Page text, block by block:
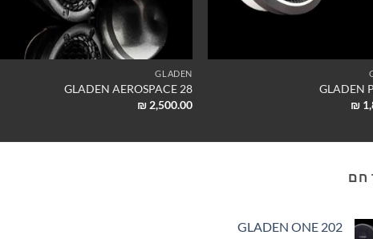
GLADEN
₪
GLADEN
GLADEN AEROSPACE 28
₪2,500.00
חם
GLADEN ONE 202